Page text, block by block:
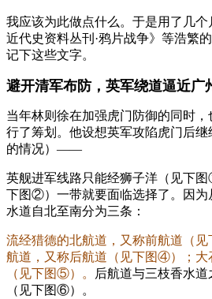
我应该为此做点什么。于是用了几
近代史资料丛刊·鸦片战争》等浩繁
记下这些文字。
避开清军布防，英军绕道逼近广
当年林则徐在加强虎门防御的同时
行了筹划。他设想英军攻陷虎门后
的情况）——
英舰进军线路只能经狮子洋（见下
下图②）一带就要面临选择了。因为
水道自北至南分为三条：
流经猎德的北航道，又称前航道（
航道，又称后航道（见下图④）；大
（见下图⑤）。
后航道与三枝香水
（见下图⑥）。